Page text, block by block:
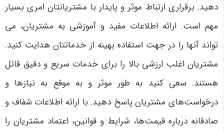
دهید. برقراری ارتباط موثر و پایدار با مشتریانتان امری بسیار
مهم است. ارائه اطلاعات مفید و آموزشی به مشتریان، می
تواند آنها را در جهت استفاده بهینه از خدماتتان هدایت کنید.
مشتریان اغلب ارزشی بالا را برای خدمات سریع و دقیق قائل
هستند. سعی کنید به طور موثر و به موقع به نیازها و
درخواست‌های مشتریان پاسخ دهید. با ارائه اطلاعات شفاف و
صادقانه درباره قیمت‌ها، شرایط و قوانین، اعتماد مشتریان را